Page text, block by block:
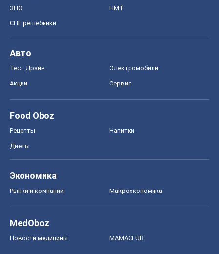
ЗНО НМТ
СНГ решебники
Авто
Тест Драйв Электромобили
Акции Сервис
Food Oboz
Рецепты Напитки
Диеты
Экономика
Рынки и компании Mакроэкономика
MedOboz
Новости медицины MAMACLUB